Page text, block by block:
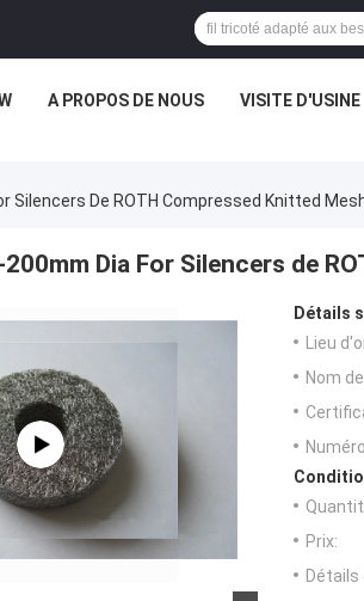
A PROPOS DE NOUS VISITE D'USINE
Silencers De ROTH Compressed Knitted
Dia For Silencers de
Détails
Lieu
Nom
Prix:
Détails